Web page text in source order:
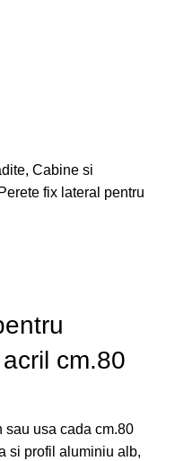
Cabine si
Perete fix lateral pentru
cm.80
sau usa cada cm.80
si profil aluminiu alb,